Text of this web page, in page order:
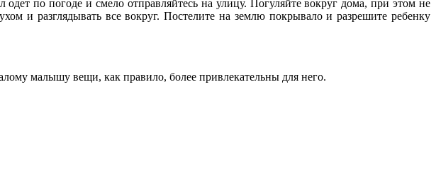
по погоде и смело отправляйтесь на улицу. Погуляйте вокруг дома, при этом не
и разглядывать все вокруг. Постелите на землю покрывало и разрешите ребенку
малышу вещи, как правило, более привлекательны для него.